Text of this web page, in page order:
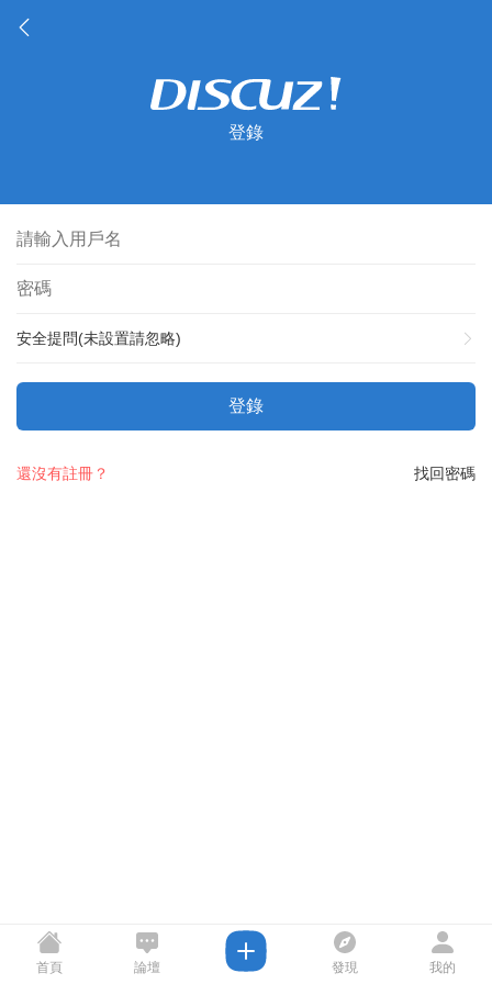
登錄
安全提問(未設置請忽略)
登錄
找回密碼
還沒有註冊？
首頁 論壇 發現 我的